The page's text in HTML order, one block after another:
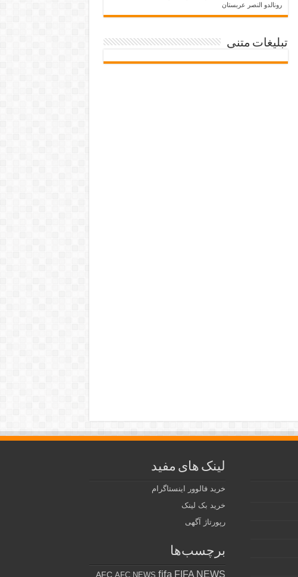
رونالدو النصر عربستان
تبلیغات متنی
لینک های مفید
خرید فالوور اینستاگرام
خرید بک لینک
رپورتاژ آگهی
برچسب‌ها
AFC AFC NEWS fifa FIFA NEWS